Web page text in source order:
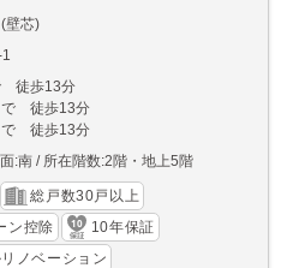
壁芯)
徒歩13分
で 徒歩13分
で 徒歩13分
:南 所在階数:2階・地上5階
総戸数30戸以上
ン控除
10年保証
ノベーション